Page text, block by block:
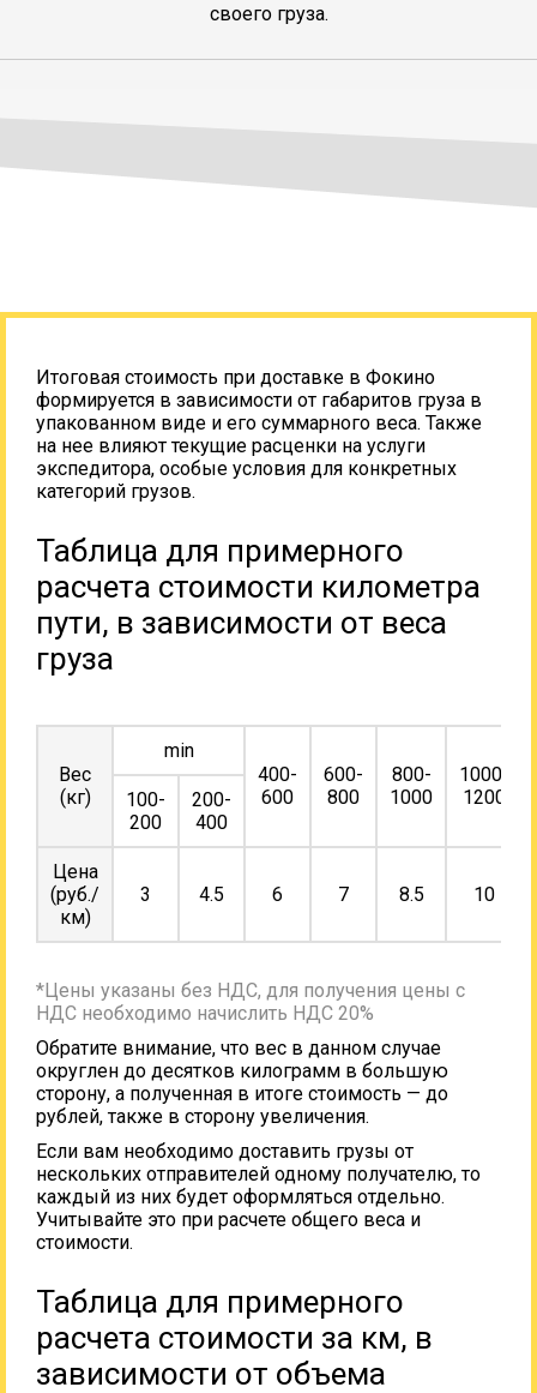
своего груза.
Итоговая стоимость при доставке в Фокино
формируется в зависимости от габаритов груза в
упакованном виде и его суммарного веса. Также
на нее влияют текущие расценки на услуги
экспедитора, особые условия для конкретных
категорий грузов.
Таблица для примерного
расчета стоимости километра
пути, в зависимости от веса
груза
Вес
(кг)
min
400-
600
600-
800
800-
1000
1000-
1200
100-
200
200-
400
Цена
(руб./
км)
3 4.5 6 7 8.5 10
*Цены указаны без НДС, для получения цены с
НДС необходимо начислить НДС 20%
Обратите внимание, что вес в данном случае
округлен до десятков килограмм в большую
сторону, а полученная в итоге стоимость — до
рублей, также в сторону увеличения.
Если вам необходимо доставить грузы от
нескольких отправителей одному получателю, то
каждый из них будет оформляться отдельно.
Учитывайте это при расчете общего веса и
стоимости.
Таблица для примерного
расчета стоимости за км, в
зависимости от объема